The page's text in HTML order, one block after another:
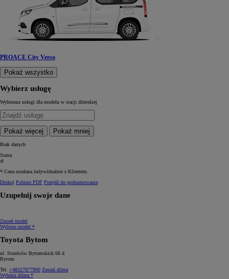
PROACE City Verso
Pokaż wszystko
Wybierz usługę
Wybierasz usługi dla modelu w stacji dilerskiej
Pokaż więcej Pokaż mniej
Brak danych
Suma
zł
* Cena ustalana indywidualnie z Klientem.
Drukuj Pobierz PDF Przejdź do podsumowania
Uzupełnij swoje dane
Zmień model
Wybierz model *
Toyota Bytom
ul. Strzelców Bytomskich 66 d
Bytom
Tel: +48327877900 Zmień dilera
Wybierz dilera *